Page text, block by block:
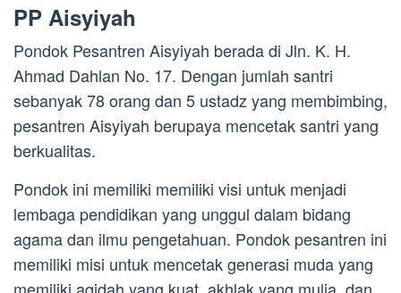
PP Aisyiyah
Pondok Pesantren Aisyiyah berada di Jln. K. H.
Ahmad Dahlan No. 17. Dengan jumlah santri
sebanyak 78 orang dan 5 ustadz yang membimbing,
pesantren Aisyiyah berupaya mencetak santri yang
berkualitas.
Pondok ini memiliki memiliki visi untuk menjadi
lembaga pendidikan yang unggul dalam bidang
agama dan ilmu pengetahuan. Pondok pesantren ini
memiliki misi untuk mencetak generasi muda yang
memiliki aqidah yang kuat, akhlak yang mulia, dan